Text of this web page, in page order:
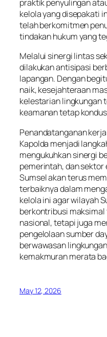
praktik penyulingan
kelola yang disepakati
telah berkomitmen
tindakan hukum yang
Melalui sinergi lintas
dilakukan antisipasi
lapangan. Dengan
naik, kesejahteraan
kelestarian lingkungan
keamanan tetap
Penandatanganan
Kapolda menjadi
mengukuhkan sinergi
pemerintah, dan sektor
Sumsel akan terus
terbaiknya dalam
kelola ini agar wilayah
berkontribusi
nasional, tetapi juga
pengelolaan sumber
berwawasan
kemakmuran merata
May 12, 2026